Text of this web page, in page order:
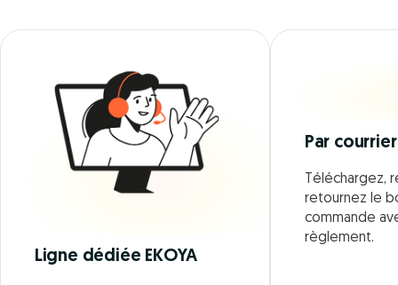
Ligne dédiée EKOYA
Par courrier
Téléchargez,
retournez le
commande
règlement.